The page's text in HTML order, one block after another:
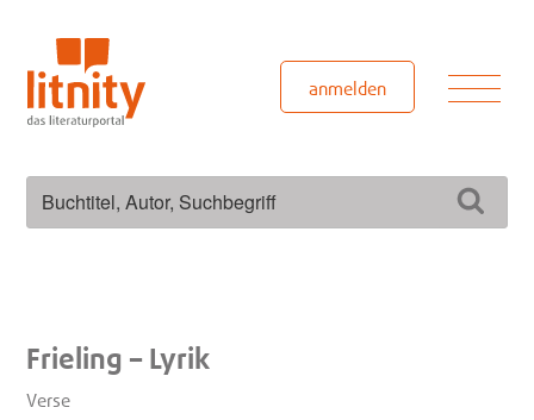
springen
anmelden
Frieling – Lyrik
Verse